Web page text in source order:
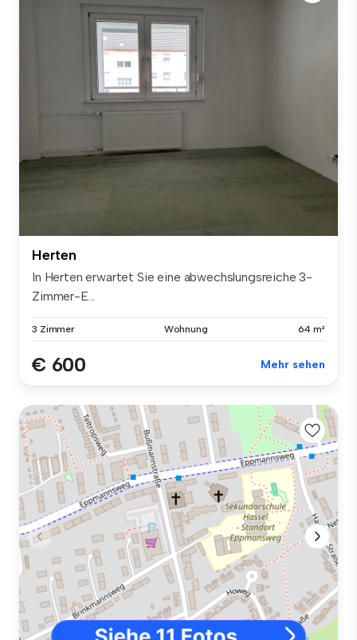
Herten
In Herten erwartet Sie eine abwechslungsreiche 3-
Zimmer-E...
3 Zimmer Wohnung 64 m²
€ 600 Mehr sehen